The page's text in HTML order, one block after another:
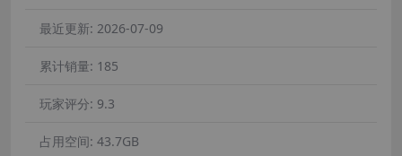
最近更新: 2026-07-09
累计销量: 185
玩家评分: 9.3
占用空间: 43.7GB